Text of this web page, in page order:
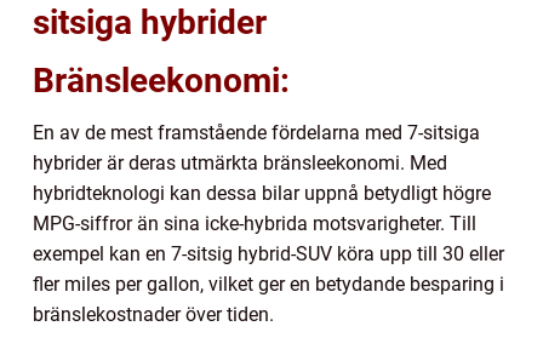
sitsiga hybrider
Bränsleekonomi:
En av de mest framstående fördelarna med 7-sitsiga
hybrider är deras utmärkta bränsleekonomi. Med
hybridteknologi kan dessa bilar uppnå betydligt högre
MPG-siffror än sina icke-hybrida motsvarigheter. Till
exempel kan en 7-sitsig hybrid-SUV köra upp till 30 eller
fler miles per gallon, vilket ger en betydande besparing i
bränslekostnader över tiden.